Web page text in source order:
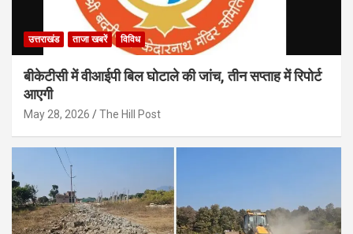
उत्तराखंड ताजा खबरें विविध
बीकेटीसी में वीआईपी बिल घोटाले की जांच, तीन सप्ताह में रिपोर्ट
आएगी
May 28, 2026 The Hill Post